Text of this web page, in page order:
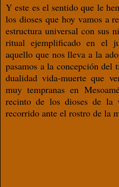
Y este es el sentido que le
los dioses que hoy vamos a
estructura universal con sus
ritual ejemplificado en el
aquello que nos lleva a la
pasamos a la concepción del
dualidad vida-muerte que
muy tempranas en
recinto de los dioses de la
recorrido ante el rostro de la